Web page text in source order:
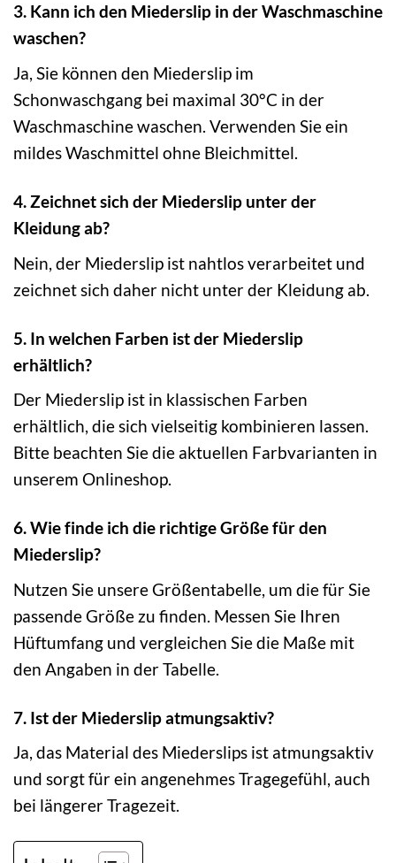
3. Kann ich den Miederslip in der Waschmaschine
waschen?
Ja, Sie können den Miederslip im
Schonwaschgang bei maximal 30°C in der
Waschmaschine waschen. Verwenden Sie ein
mildes Waschmittel ohne Bleichmittel.
4. Zeichnet sich der Miederslip unter der
Kleidung ab?
Nein, der Miederslip ist nahtlos verarbeitet und
zeichnet sich daher nicht unter der Kleidung ab.
5. In welchen Farben ist der Miederslip
erhältlich?
Der Miederslip ist in klassischen Farben
erhältlich, die sich vielseitig kombinieren lassen.
Bitte beachten Sie die aktuellen Farbvarianten in
unserem Onlineshop.
6. Wie finde ich die richtige Größe für den
Miederslip?
Nutzen Sie unsere Größentabelle, um die für Sie
passende Größe zu finden. Messen Sie Ihren
Hüftumfang und vergleichen Sie die Maße mit
den Angaben in der Tabelle.
7. Ist der Miederslip atmungsaktiv?
Ja, das Material des Miederslips ist atmungsaktiv
und sorgt für ein angenehmes Tragegefühl, auch
bei längerer Tragezeit.